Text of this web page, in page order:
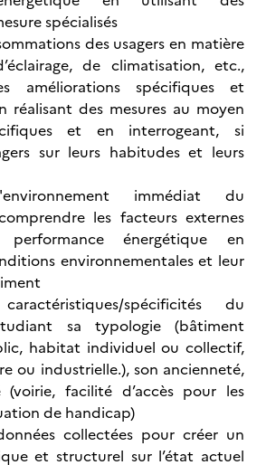
spécialisés
des usagers en matière
de climatisation, etc.,
améliorations spécifiques et
réalisant des mesures au moyen
et en interrogeant, si
sur leurs habitudes et leurs
immédiat du
les facteurs externes
énergétique en
environnementales et leur
spécificités du
sa typologie (bâtiment
habitat individuel ou collectif,
ou industrielle.), son ancienneté,
(voirie, facilité d’accès pour les
de handicap)
collectées pour créer un
et structurel sur l’état actuel